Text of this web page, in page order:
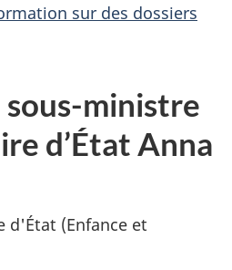
sur des dossiers
ministre
d’État Anna
d'État (Enfance et